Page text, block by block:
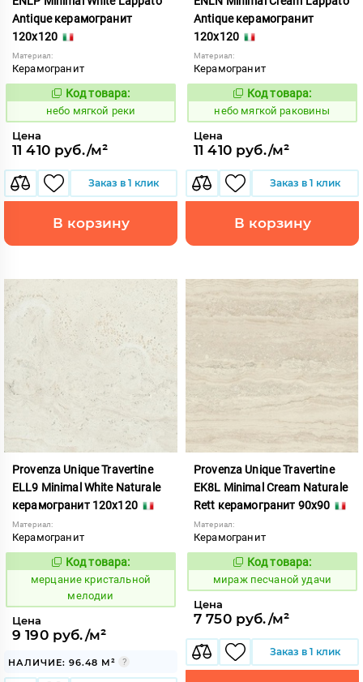
Antique керамогранит
120x120
Материал:
Керамогранит
1117079
Код товара:
небо мягкой реки
Цена
11 410 руб./м²
Заказ в 1 клик
В корзину
Antique керамогранит
120x120
Материал:
Керамогранит
1117078
Код товара:
небо мягкой раковины
Цена
11 410 руб./м²
Заказ в 1 клик
В корзину
Provenza Unique Travertine
ELL9 Minimal White Naturale
керамогранит 120x120
Материал:
Керамогранит
983173
Код товара:
мерцание кристальной
мелодии
Цена
9 190 руб./м²
НАЛИЧИЕ: 96.48 М²
Provenza Unique Travertine
EK8L Minimal Cream Naturale
Rett керамогранит 90x90
Материал:
Керамогранит
993485
Код товара:
мираж песчаной удачи
Цена
7 750 руб./м²
Заказ в 1 клик